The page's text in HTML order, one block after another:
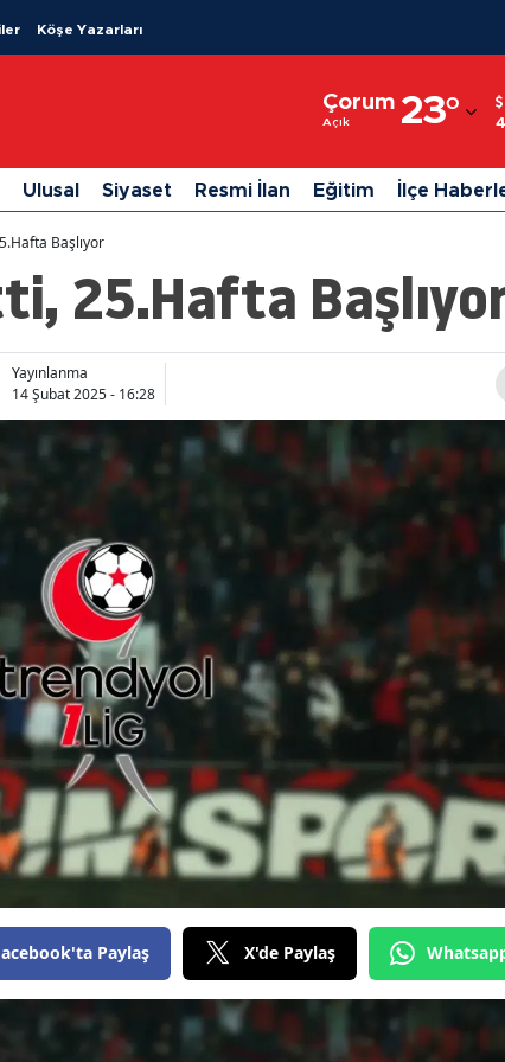
Köşe Yazarları
Çorum
Açık 23°
Adıyaman
Afyonkarahisar
Ağrı
Ankara
Aydın
Balıkesir
Bilecik
Bingöl
Bursa
Çanakkale
Çorum
Denizli
Diyarbakır
Ulusal Siyaset Resmi İlan Eğitim İlçe
Başlıyor
25.Hafta
Yayınlanma
14 Şubat 2025 - 16:28
Paylaş X'de Paylaş